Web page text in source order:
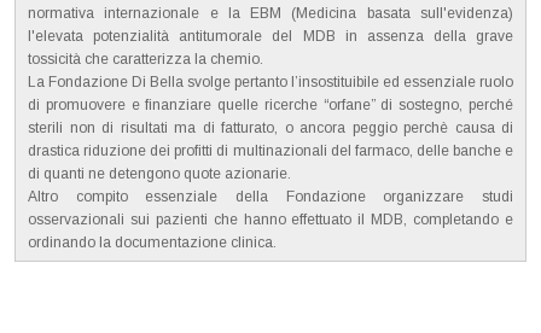
normativa internazionale e la EBM (Medicina basata sull'evidenza)
l'elevata potenzialità antitumorale del MDB in assenza della grave
tossicità che caratterizza la chemio.
La Fondazione Di Bella svolge pertanto l’insostituibile ed essenziale ruolo
di promuovere e finanziare quelle ricerche “orfane” di sostegno, perché
sterili non di risultati ma di fatturato, o ancora peggio perchè causa di
drastica riduzione dei profitti di multinazionali del farmaco, delle banche e
di quanti ne detengono quote azionarie.
Altro compito essenziale della Fondazione organizzare studi
osservazionali sui pazienti che hanno effettuato il MDB, completando e
ordinando la documentazione clinica.